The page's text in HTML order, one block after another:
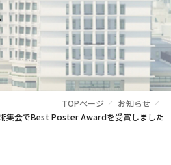
TOPページ
お知らせ
集会でBest Poster Awardを受賞しました